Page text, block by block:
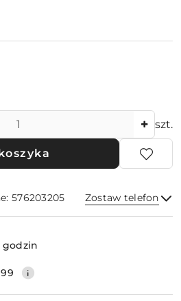
szt.
576203205 Zostaw telefon
godzin